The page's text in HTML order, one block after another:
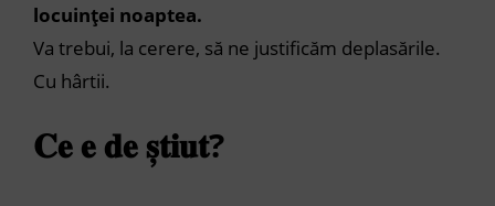
locuinței noaptea.
Va trebui, la cerere, să ne justificăm deplasările.
Cu hârtii.
𝐂𝐞 𝐞 𝐝𝐞 𝐬̦𝐭𝐢𝐮𝐭?